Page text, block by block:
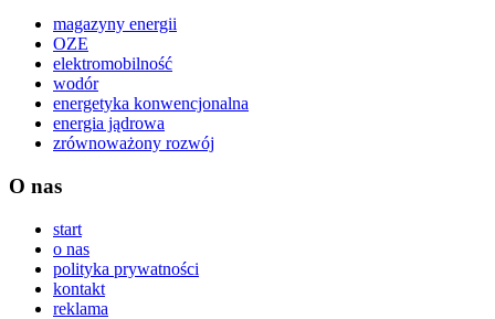
magazyny energii
OZE
elektromobilność
wodór
energetyka konwencjonalna
energia jądrowa
zrównoważony rozwój
O nas
start
o nas
polityka prywatności
kontakt
reklama